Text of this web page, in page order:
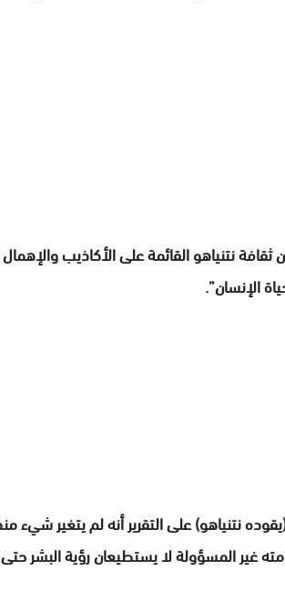
نتنياهو القائمة على الأكاذيب
الإنسان”.
نتنياهو) على التقرير أنه لم يتغير شيء
وحكومته غير المسؤولة لا يستطيعان رؤية